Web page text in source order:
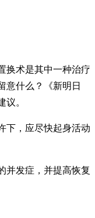
换术是其中一种治疗
意什么？《新明日
议。
下，应尽快起身活动
并发症，并提高恢复